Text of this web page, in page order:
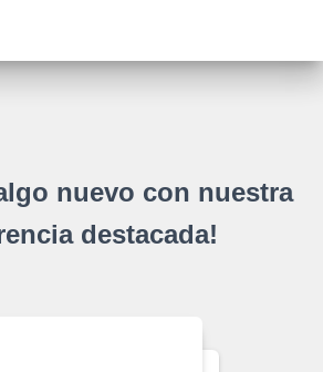
nuevo con nuestra
destacada!